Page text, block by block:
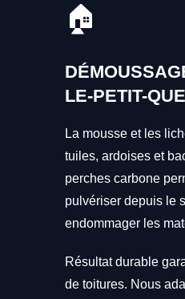
🏠
LE-PETIT-
La mousse et les
tuiles, ardoises et
perches carbone
pulvériser depuis le
endommager les
Résultat durable
de toitures. Nous